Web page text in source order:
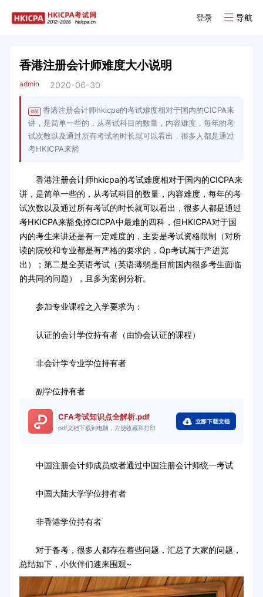
登录 导航
香港注册会计师难度大小说明
admin 2020-06-30
摘要
香港注册会计师hkicpa的考试难度相对于国内的CICPA来
讲，是简单一些的，从考试科目的数量，内容难度，每年的考
试次数以及通过所有考试的时长就可以看出，很多人都是通过
考HKICPA来豁
香港注册会计师hkicpa的考试难度相对于国内的CICPA来
讲，是简单一些的，从考试科目的数量，内容难度，每年的考
试次数以及通过所有考试的时长就可以看出，很多人都是通过
考HKICPA来豁免掉CICPA中最难的四科，但HKICPA对于国
内的考生来讲还是有一定难度的，主要是考试资格限制（对所
读的院校和专业都是有严格的要求的，Qp考试属于严进宽
出）；第二是全英语考试（英语薄弱是目前国内很多考生面临
的共同的问题），且多为案例分析。
参加专业课程之入学要求为：
认证的会计学位持有者（由协会认证的课程）
非会计学专业学位持有者
副学位持有者
CFA考试知识点全解析.pdf
pdf文档下载到电脑，方便收藏和打印
中国注册会计师成员或者通过中国注册会计师统一考试
中国大陆大学学位持有者
非香港学位持有者
对于备考，很多人都存在着些问题，汇总了大家的问题，
总结如下，小伙伴们速来围观~